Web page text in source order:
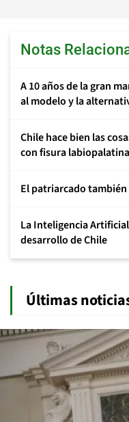
Notas
A 10 años de la gran
al modelo y la
Chile hace bien las
con fisura labiopalatina
El patriarcado
La Inteligencia
desarrollo de Chile
Últimas